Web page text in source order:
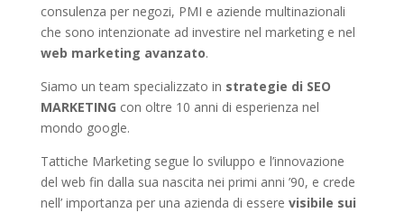
consulenza per negozi, PMI e aziende multinazionali
che sono intenzionate ad investire nel marketing e nel
web marketing avanzato.
Siamo un team specializzato in strategie di SEO
MARKETING con oltre 10 anni di esperienza nel
mondo google.
Tattiche Marketing segue lo sviluppo e l’innovazione
del web fin dalla sua nascita nei primi anni ’90, e crede
nell’ importanza per una azienda di essere visibile sui